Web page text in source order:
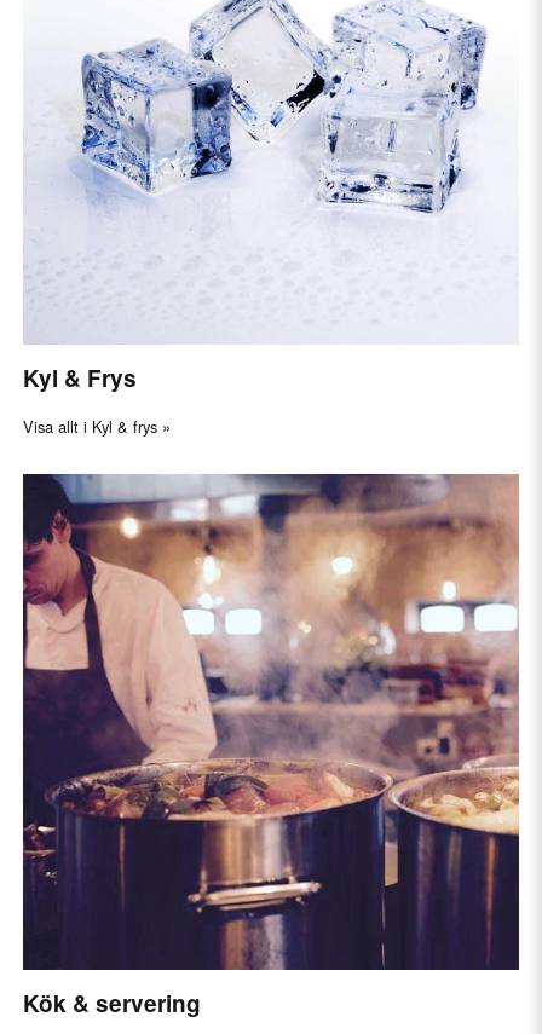
Kyl & Frys
Visa allt i Kyl & frys »
Kök & servering